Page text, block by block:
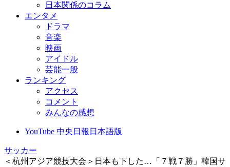
日本関係のコラム
エンタメ
ドラマ
音楽
映画
アイドル
芸能一般
ランキング
アクセス
コメント
みんなの感想
YouTube 中央日報日本語版
サッカー
＜杭州アジア競技大会＞日本も下した…「７戦７勝」韓国サ